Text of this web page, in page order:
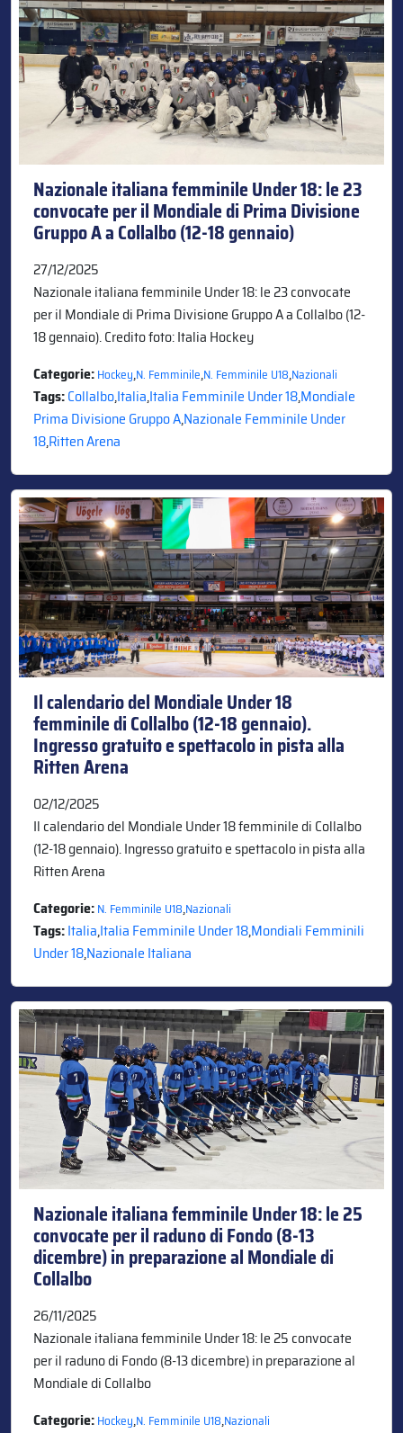
Nazionale italiana femminile Under 18: le 23
convocate per il Mondiale di Prima Divisione
Gruppo A a Collalbo (12-18 gennaio)
27/12/2025
Nazionale italiana femminile Under 18: le 23 convocate
per il Mondiale di Prima Divisione Gruppo A a Collalbo (12-
18 gennaio). Credito foto: Italia Hockey
Categorie:Hockey,N. Femminile,N. Femminile U18,Nazionali
Tags:Collalbo,Italia,Italia Femminile Under 18,Mondiale
Prima Divisione Gruppo A,Nazionale Femminile Under
18,Ritten Arena
Il calendario del Mondiale Under 18
femminile di Collalbo (12-18 gennaio).
Ingresso gratuito e spettacolo in pista alla
Ritten Arena
02/12/2025
Il calendario del Mondiale Under 18 femminile di Collalbo
(12-18 gennaio). Ingresso gratuito e spettacolo in pista alla
Ritten Arena
Categorie:N. Femminile U18,Nazionali
Tags:Italia,Italia Femminile Under 18,Mondiali Femminili
Under 18,Nazionale Italiana
Nazionale italiana femminile Under 18: le 25
convocate per il raduno di Fondo (8-13
dicembre) in preparazione al Mondiale di
Collalbo
26/11/2025
Nazionale italiana femminile Under 18: le 25 convocate
per il raduno di Fondo (8-13 dicembre) in preparazione al
Mondiale di Collalbo
Categorie:Hockey,N. Femminile U18,Nazionali